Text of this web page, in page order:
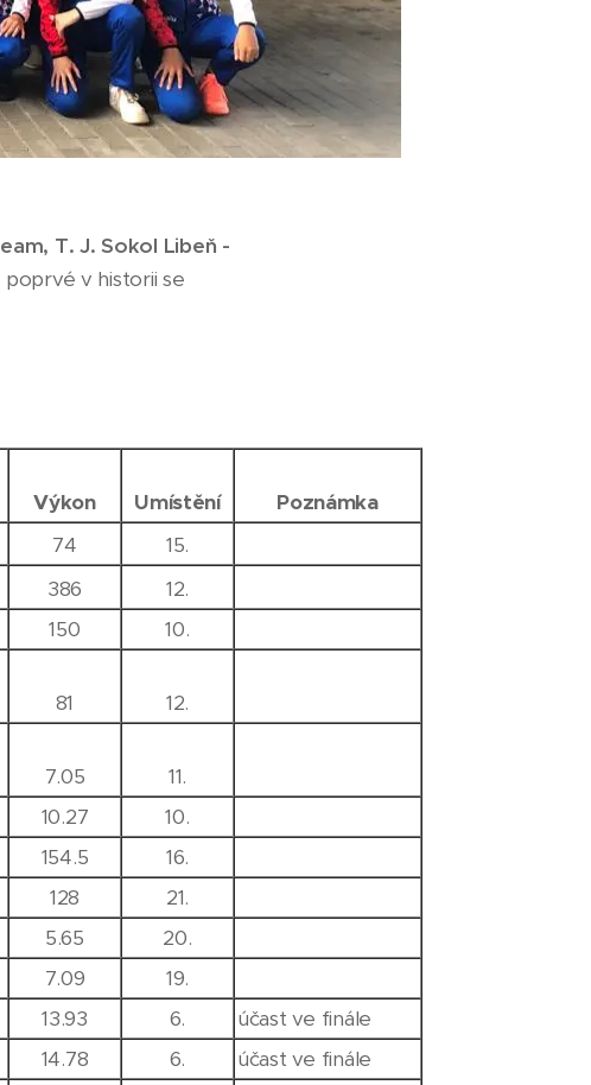
T. J. Sokol Libeň -
v historii se
Výkon Umístění
Poznámka
74
15.
386 12.
150 10.
81 12.
7.05
11.
10.27 10.
154.5
16.
128
21.
5.65
20.
7.09
19.
13.93 6.
účast ve finále
14.78 6. účast ve finále